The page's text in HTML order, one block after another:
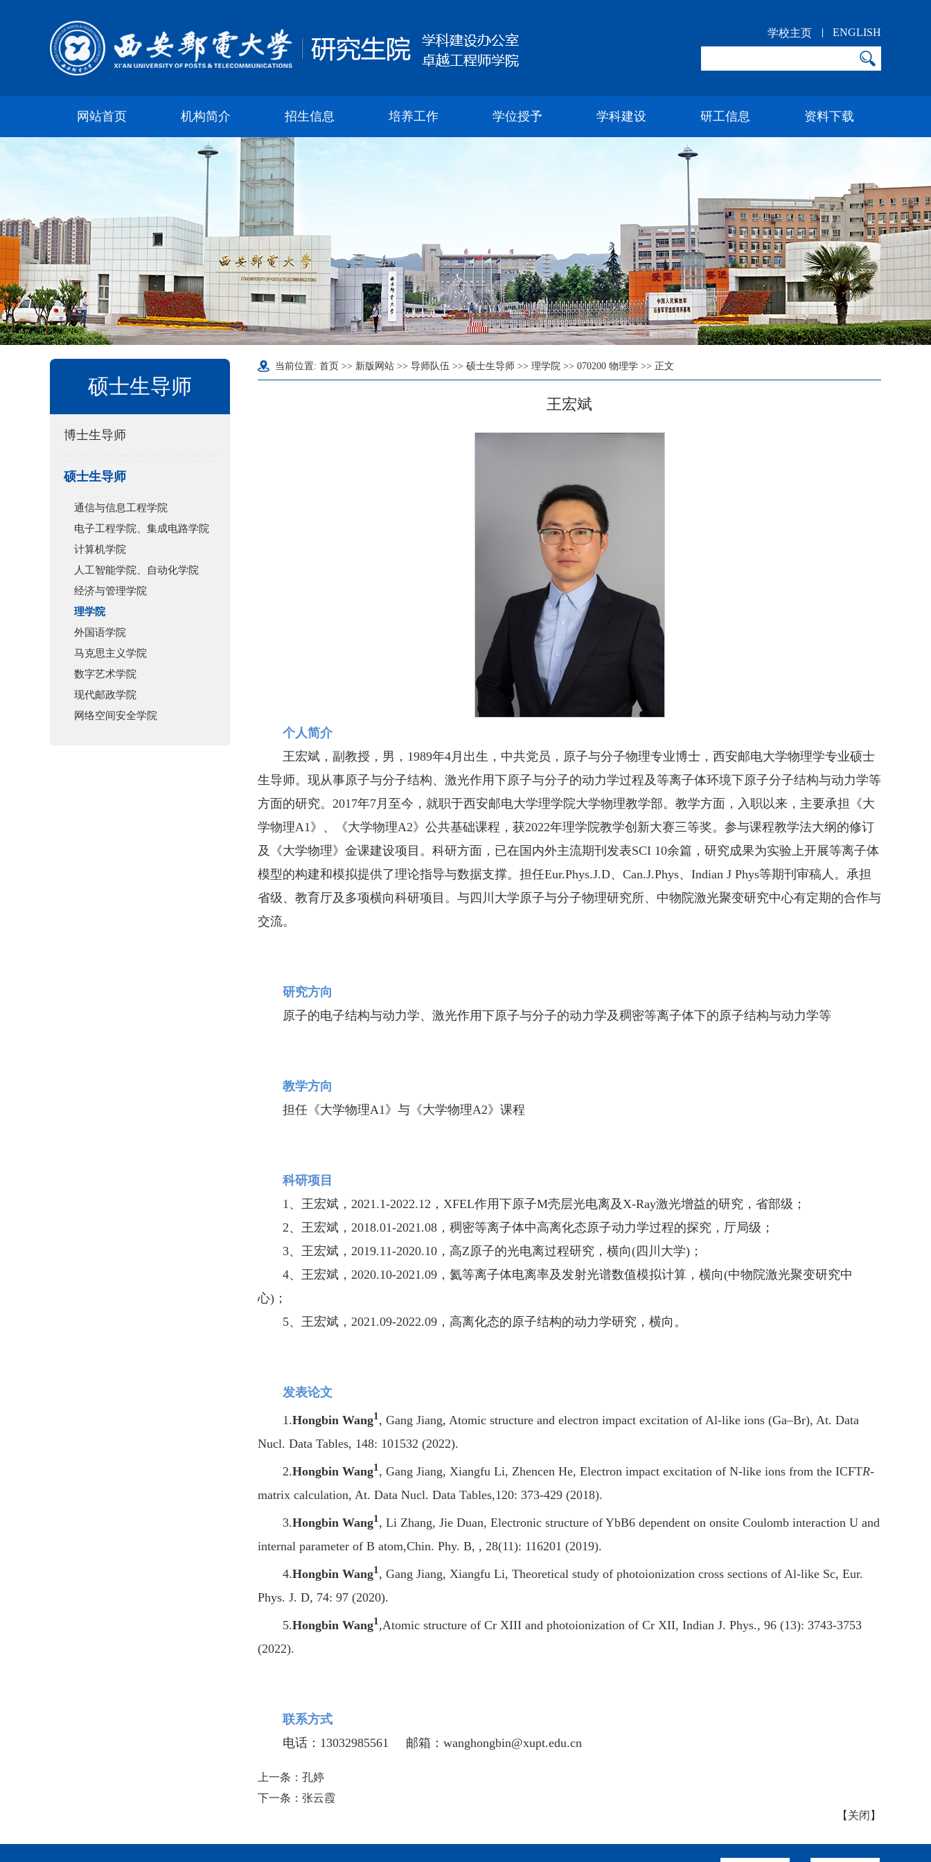
学校主页 ENGLISH
网站首页 机构简介 招生信息 培养工作 学位授予 学科建设 研工信息 资料下载
硕士生导师
博士生导师
硕士生导师
通信与信息工程学院
电子工程学院、集成电路学院
计算机学院
人工智能学院、自动化学院
经济与管理学院
理学院
外国语学院
马克思主义学院
数字艺术学院
现代邮政学院
网络空间安全学院
当前位置: 首页 >> 新版网站 >> 导师队伍 >> 硕士生导师 >> 理学院 >> 070200 物理学 >> 正文
王宏斌
个人简介
王宏斌，副教授，男，1989年4月出生，中共党员，原子与分子物理专业博士，西安邮电大学物理学专业硕士
生导师。现从事原子与分子结构、激光作用下原子与分子的动力学过程及等离子体环境下原子分子结构与动力学等
方面的研究。2017年7月至今，就职于西安邮电大学理学院大学物理教学部。教学方面，入职以来，主要承担《大
学物理A1》、《大学物理A2》公共基础课程，获2022年理学院教学创新大赛三等奖。参与课程教学法大纲的修订
及《大学物理》金课建设项目。科研方面，已在国内外主流期刊发表SCI 10余篇，研究成果为实验上开展等离子体
模型的构建和模拟提供了理论指导与数据支撑。担任Eur.Phys.J.D、Can.J.Phys、Indian J Phys等期刊审稿人。承担
省级、教育厅及多项横向科研项目。与四川大学原子与分子物理研究所、中物院激光聚变研究中心有定期的合作与
交流。
研究方向
原子的电子结构与动力学、激光作用下原子与分子的动力学及稠密等离子体下的原子结构与动力学等
教学方向
担任《大学物理A1》与《大学物理A2》课程
科研项目
1、王宏斌，2021.1-2022.12，XFEL作用下原子M壳层光电离及X-Ray激光增益的研究，省部级；
2、王宏斌，2018.01-2021.08，稠密等离子体中高离化态原子动力学过程的探究，厅局级；
3、王宏斌，2019.11-2020.10，高Z原子的光电离过程研究，横向(四川大学)；
4、王宏斌，2020.10-2021.09，氦等离子体电离率及发射光谱数值模拟计算，横向(中物院激光聚变研究中
心)；
5、王宏斌，2021.09-2022.09，高离化态的原子结构的动力学研究，横向。
发表论文
1.Hongbin Wang1 , Gang Jiang, Atomic structure and electron impact excitation of Al-like ions (Ga–Br), At. Data
Nucl. Data Tables, 148: 101532 (2022).
2.Hongbin Wang1 , Gang Jiang, Xiangfu Li, Zhencen He, Electron impact excitation of N-like ions from the ICFTR-
matrix calculation, At. Data Nucl. Data Tables,120: 373-429 (2018).
3.Hongbin Wang1 , Li Zhang, Jie Duan, Electronic structure of YbB6 dependent on onsite Coulomb interaction U and
internal parameter of B atom,Chin. Phy. B, , 28(11): 116201 (2019).
4.Hongbin Wang1 , Gang Jiang, Xiangfu Li, Theoretical study of photoionization cross sections of Al-like Sc, Eur.
Phys. J. D, 74: 97 (2020).
5.Hongbin Wang1 ,Atomic structure of Cr XIII and photoionization of Cr XII, Indian J. Phys., 96 (13): 3743-3753
(2022).
联系方式
电话：13032985561 邮箱：wanghongbin@xupt.edu.cn
上一条： 孔婷
下一条： 张云霞
【 关闭 】